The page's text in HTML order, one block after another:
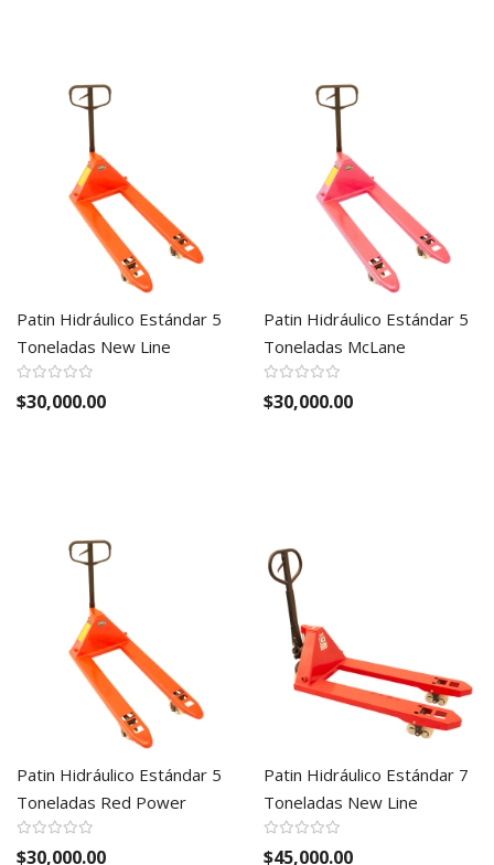
Patin Hidráulico Estándar 5
Toneladas New Line
$30,000.00
Patin Hidráulico Estándar 5
Toneladas McLane
$30,000.00
Patin Hidráulico Estándar 5
Toneladas Red Power
$30,000.00
Patin Hidráulico Estándar 7
Toneladas New Line
$45,000.00